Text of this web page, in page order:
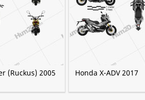
(Ruckus) 2005 Honda X-ADV 2017